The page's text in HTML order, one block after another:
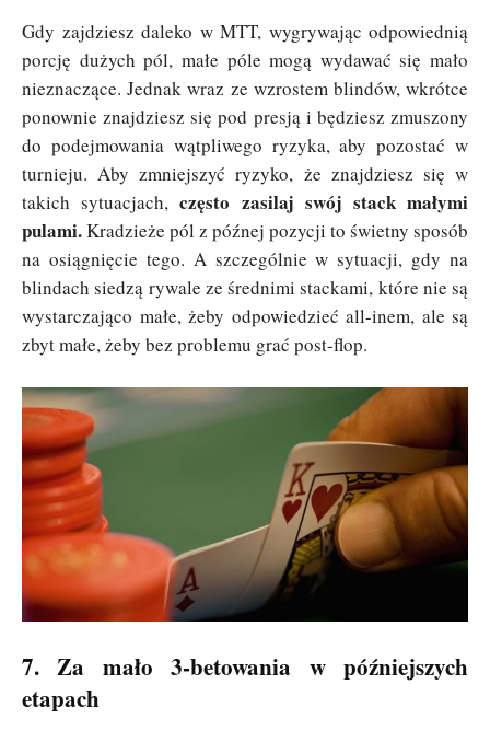
Gdy zajdziesz daleko w MTT, wygrywając odpowiednią
porcję dużych pól, małe póle mogą wydawać się mało
nieznaczące. Jednak wraz ze wzrostem blindów, wkrótce
ponownie znajdziesz się pod presją i będziesz zmuszony
do podejmowania wątpliwego ryzyka, aby pozostać w
turnieju. Aby zmniejszyć ryzyko, że znajdziesz się w
takich sytuacjach,często zasilaj swój stack małymi
pulami.Kradzieże pól z późnej pozycji to świetny sposób
na osiągnięcie tego. A szczególnie w sytuacji, gdy na
blindach siedzą rywale ze średnimi stackami, które nie są
wystarczająco małe, żeby odpowiedzieć all-inem, ale są
zbyt małe, żeby bez problemu grać post-flop.
7. Za mało 3-betowania w późniejszych
etapach